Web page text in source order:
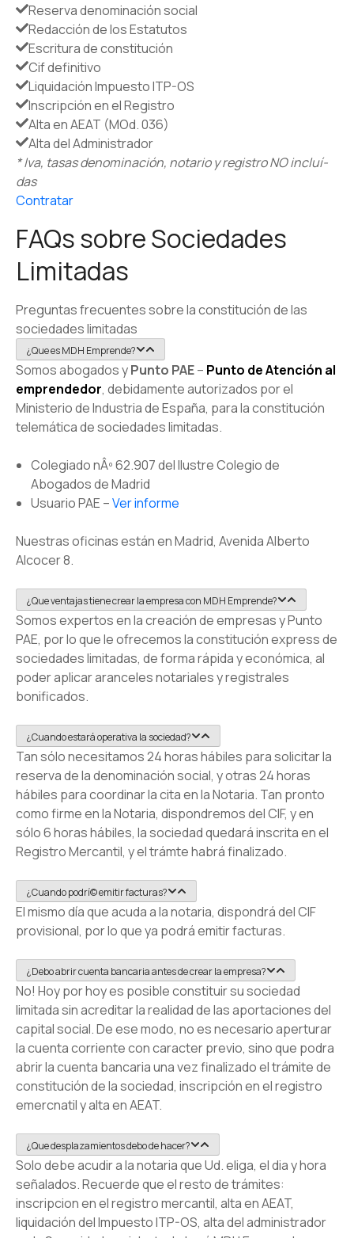
Reserva denominación social
Redacción de los Estatutos
Escritura de constitución
Cif definitivo
Liquidación Impuesto ITP-OS
Inscripción en el Registro
Alta en AEAT (MOd. 036)
Alta del Administrador
* Iva, tasas denominación, notario y registro NO incluí­
das
Contratar
FAQs sobre Sociedades
Limitadas
Preguntas frecuentes sobre la constitución de las
sociedades limitadas
¿Que es MDH Emprende?
Somos abogados yPunto PAE– Punto de Atención al
emprendedor, debidamente autorizados por el
Ministerio de Industria de España, para la constitución
telemática de sociedades limitadas.
Colegiado nÂº 62.907 del Ilustre Colegio de
Abogados de Madrid
Usuario PAE –Ver informe
Nuestras oficinas están en Madrid, Avenida Alberto
Alcocer 8.
¿Que ventajas tiene crear la empresa con MDH Emprende?
Somos expertos en la creación de empresas y Punto
PAE, por lo que le ofrecemos la constitución express de
sociedades limitadas, de forma rápida y económica, al
poder aplicar aranceles notariales y registrales
bonificados.
¿Cuando estará operativa la sociedad?
Tan sólo necesitamos 24 horas hábiles para solicitar la
reserva de la denominación social, y otras 24 horas
hábiles para coordinar la cita en la Notaria. Tan pronto
como firme en la Notaria, dispondremos del CIF, y en
sólo 6 horas hábiles, la sociedad quedará inscrita en el
Registro Mercantil, y el trámte habrá finalizado.
¿Cuando podrí© emitir facturas?
El mismo dí­a que acuda a la notaria, dispondrá del CIF
provisional, por lo que ya podrá emitir facturas.
¿Debo abrir cuenta bancaria antes de crear la empresa?
No! Hoy por hoy es posible constituir su sociedad
limitada sin acreditar la realidad de las aportaciones del
capital social. De ese modo, no es necesario aperturar
la cuenta corriente con caracter previo, sino que podra
abrir la cuenta bancaria una vez finalizado el trámite de
constitución de la sociedad, inscripción en el registro
emercnatil y alta en AEAT.
¿Que desplazamientos debo de hacer?
Solo debe acudir a la notaria que Ud. eliga, el dia y hora
señalados. Recuerde que el resto de trámites:
inscripcion en el registro mercantil, alta en AEAT,
liquidación del Impuesto ITP-OS, alta del administrador